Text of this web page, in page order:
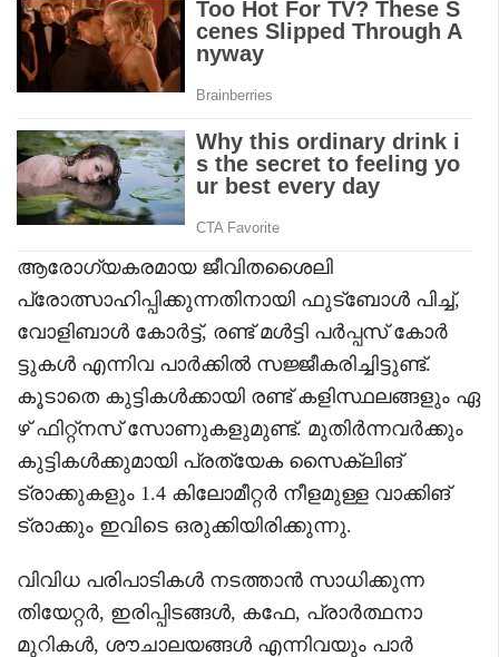
ആരോഗ്യകരമായ ജീവിതശൈലി
പ്രോത്സാഹിപ്പിക്കുന്നതിനായി ഫുട്ബോൾ പിച്ച്,
വോളിബാൾ കോർട്ട്, രണ്ട് മൾട്ടി പർപ്പസ് കോർ
ട്ടുകൾ എന്നിവ പാർക്കിൽ സജ്ജീകരിച്ചിട്ടുണ്ട്.
കൂടാതെ കുട്ടികൾക്കായി രണ്ട് കളിസ്ഥലങ്ങളും ഏ
ഴ് ഫിറ്റ്നസ് സോണുകളുമുണ്ട്. മുതിർന്നവർക്കും
കുട്ടികൾക്കുമായി പ്രത്യേക സൈക്ലിങ്
ട്രാക്കുകളും 1.4 കിലോമീറ്റർ നീളമുള്ള വാക്കിങ്
ട്രാക്കും ഇവിടെ ഒരുക്കിയിരിക്കുന്നു.
വിവിധ പരിപാടികൾ നടത്താൻ സാധിക്കുന്ന
തിയേറ്റർ, ഇരിപ്പിടങ്ങൾ, കഫേ, പ്രാർത്ഥനാ
മുറികൾ, ശൗചാലയങ്ങൾ എന്നിവയും പാർ